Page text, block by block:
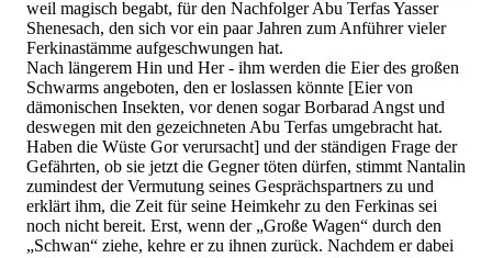
weil magisch begabt, für den Nachfolger Abu Terfas Yasser
Shenesach, den sich vor ein paar Jahren zum Anführer vieler
Ferkinastämme aufgeschwungen hat.
Nach längerem Hin und Her - ihm werden die Eier des großen
Schwarms angeboten, den er loslassen könnte [Eier von
dämonischen Insekten, vor denen sogar Borbarad Angst und
deswegen mit den gezeichneten Abu Terfas umgebracht hat.
Haben die Wüste Gor verursacht] und der ständigen Frage der
Gefährten, ob sie jetzt die Gegner töten dürfen, stimmt Nantalin
zumindest der Vermutung seines Gesprächspartners zu und
erklärt ihm, die Zeit für seine Heimkehr zu den Ferkinas sei
noch nicht bereit. Erst, wenn der „Große Wagen“ durch den
„Schwan“ ziehe, kehre er zu ihnen zurück. Nachdem er dabei